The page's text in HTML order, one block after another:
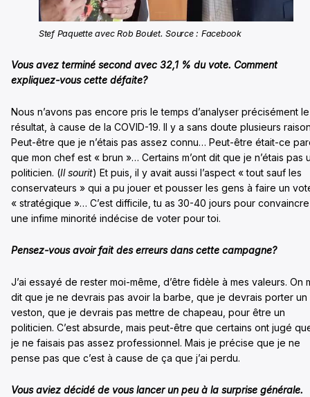
Stef Paquette avec Rob Boulet. Source : Facebook
Vous avez terminé second avec 32,1 % du vote. Comment
expliquez-vous cette défaite?
Nous n’avons pas encore pris le temps d’analyser précisément le
résultat, à cause de la COVID-19. Il y a sans doute plusieurs
Peut-être que je n’étais pas assez connu… Peut-être était-ce
que mon chef est « brun »… Certains m’ont dit que je n’étais pas
politicien. (Il sourit) Et puis, il y avait aussi l’aspect « tout sauf les
conservateurs » qui a pu jouer et pousser les gens à faire un
« stratégique »… C’est difficile, tu as 30-40 jours pour convaincre
une infime minorité indécise de voter pour toi.
Pensez-vous avoir fait des erreurs dans cette campagne?
J’ai essayé de rester moi-même, d’être fidèle à mes valeurs. On
dit que je ne devrais pas avoir la barbe, que je devrais porter un
veston, que je devrais pas mettre de chapeau, pour être un
politicien. C’est absurde, mais peut-être que certains ont jugé
je ne faisais pas assez professionnel. Mais je précise que je ne
pense pas que c’est à cause de ça que j’ai perdu.
Vous aviez décidé de vous lancer un peu à la surprise générale.